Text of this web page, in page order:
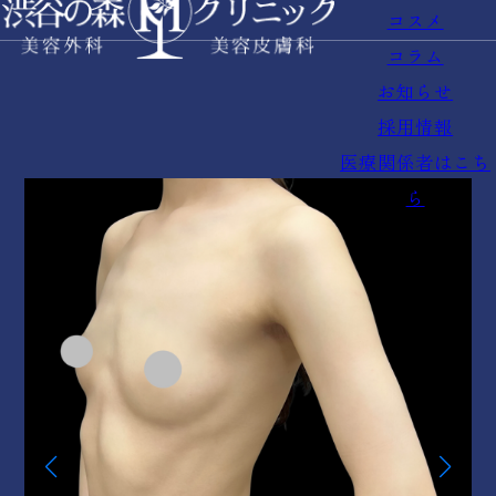
コスメ
コラム
お知らせ
採用情報
医療関係者はこち
ら